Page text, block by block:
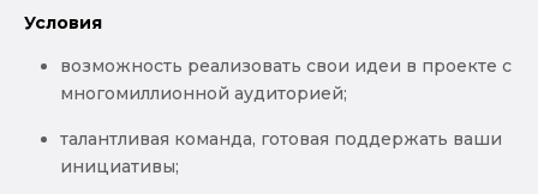
Условия
возможность реализовать свои идеи в проекте с
многомиллионной аудиторией;
талантливая команда, готовая поддержать ваши
инициативы;